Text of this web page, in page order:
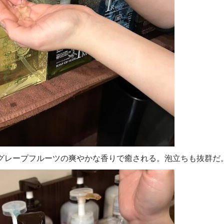
ープフルーツの爽やかな香りで癒される。泡立ちも抜群だ